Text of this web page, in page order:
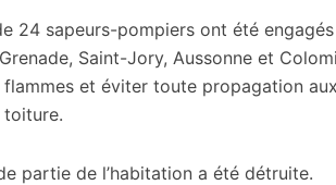
24 sapeurs-pompiers ont été
Saint-Jory, Aussonne et
et éviter toute propagation
toiture.